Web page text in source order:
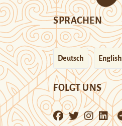
SPRACHEN
Deutsch English
FOLGT UNS